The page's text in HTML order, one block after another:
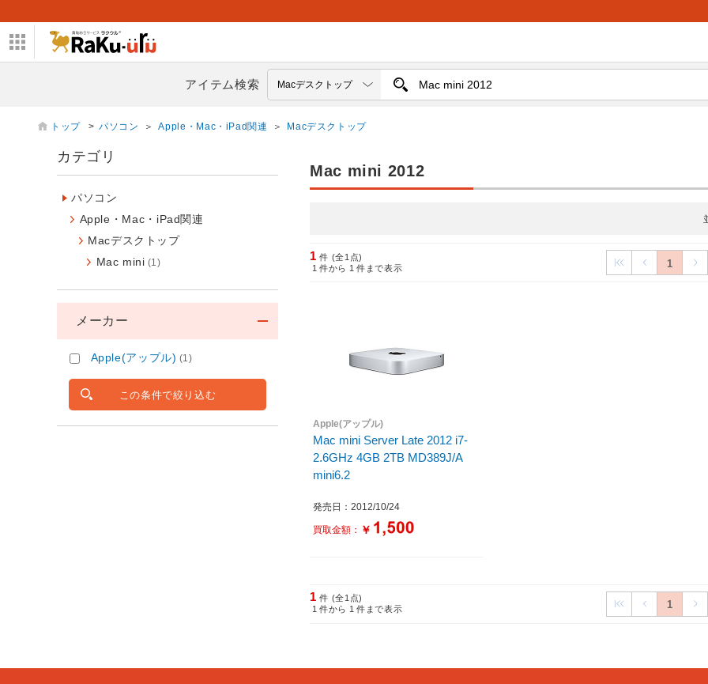
アイテム検索
トップ > パソコン ＞ Apple・Mac・iPad関連 ＞ Macデスクトップ
Mac mini 2012
1 件 (全1点)
1 件から 1 件まで表示 1
Apple(アップル)
Mac mini Server Late 2012 i7-
2.6GHz 4GB 2TB MD389J/A
mini6.2
発売日：2012/10/24
買取金額： ￥
1 件 (全1点)
1 件から 1 件まで表示 1
カテゴリ
パソコン
Apple・Mac・iPad関連
Macデスクトップ
Mac mini (1)
メーカー
Apple(アップル) (1)
この条件で絞り込む